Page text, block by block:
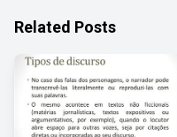
Related Posts